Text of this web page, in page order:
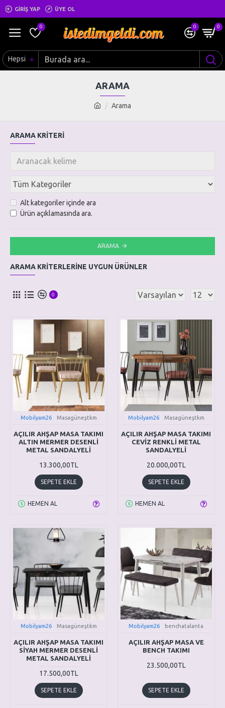
GIRIŞ YAP ÜYE OL
0 0 0
Hepsi
Arama
ARAMA
ARAMA KRITERI
Alt kategoriler içinde ara
Ürün açıklamasında ara.
ARAMA
ARAMA KRITERLERINE UYGUN ÜRÜNLER
0
Mobilyam26 Masagüneştkm
AÇILIR AHŞAP MASA TAKIMI
ALTIN MERMER DESENLİ
METAL SANDALYELİ
13.300,00TL
SEPETE EKLE
HEMEN AL
Mobilyam26 Masagüneştkm
AÇILIR AHŞAP MASA TAKIMI
CEVİZ RENKLİ METAL
SANDALYELİ
20.000,00TL
SEPETE EKLE
HEMEN AL
Mobilyam26 Masagüneştkm
AÇILIR AHŞAP MASA TAKIMI
SİYAH MERMER DESENLİ
METAL SANDALYELİ
17.500,00TL
SEPETE EKLE
Mobilyam26 benchatalanta
AÇILIR AHŞAP MASA VE
BENCH TAKIMI
23.500,00TL
SEPETE EKLE